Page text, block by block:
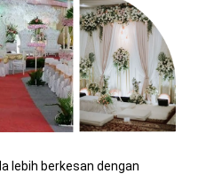
lebih berkesan dengan